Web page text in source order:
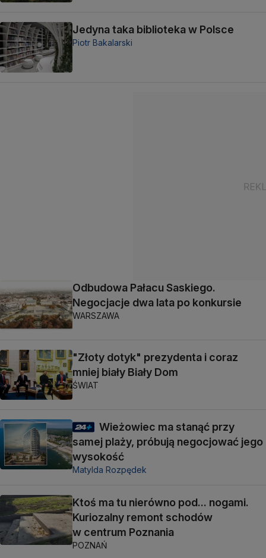
Jedyna taka biblioteka w Polsce
Piotr Bakalarski
Odbudowa Pałacu Saskiego.
Negocjacje dwa lata po konkursie
WARSZAWA
"Złoty dotyk" prezydenta i coraz
mniej biały Biały Dom
ŚWIAT
Wieżowiec ma stanąć przy
samej plaży, próbują negocjować jego
wysokość
Matylda Rozpędek
Ktoś ma tu nierówno pod... nogami.
Kuriozalny remont schodów
w centrum Poznania
POZNAŃ